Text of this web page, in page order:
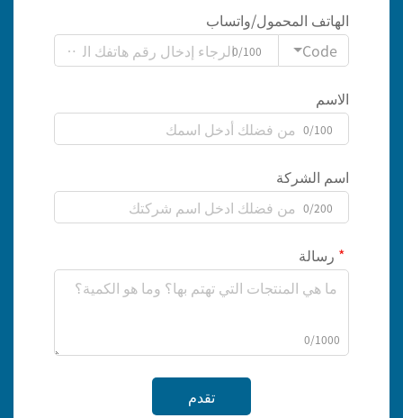
الهاتف المحمول/واتساب
Code
0/100
الاسم
0/100
اسم الشركة
0/200
رسالة
0/1000
تقدم